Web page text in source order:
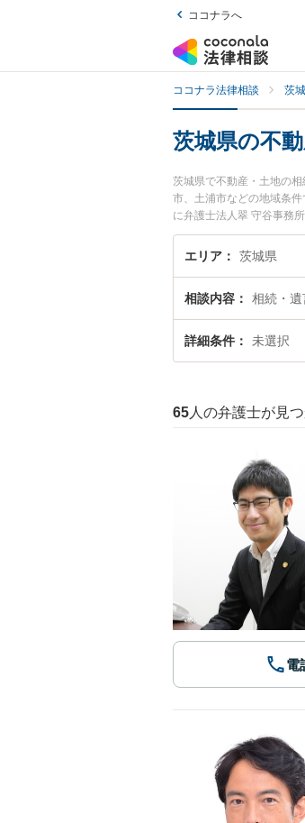
ココナラへ
ココナラ法律相談 茨
茨城県の不
茨城県で不動産・土地の
市、土浦市などの地域条
に弁護士法人翠 守谷事務
ル情報や弁護士費用、強
ラブル解決の実績豊富な
エリア 茨城県
相談内容 相続・
詳細条件 未選択
65 人の弁護士が見
電